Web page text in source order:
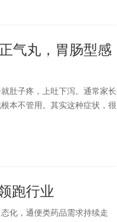
气丸，胃肠型感
肚子疼，上吐下泻。通常家长
本不管用。其实这种症状，很
跑行业
化，通便类药品需求持续走